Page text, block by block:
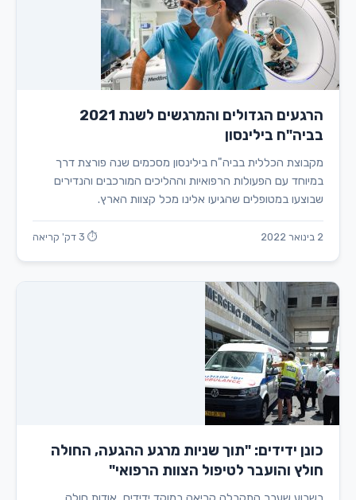
הרגעים הגדולים והמרגשים לשנת 2021
בביה"ח בילינסון
מקבוצת הכללית בביה"ח בילינסון מסכמים שנה פורצת דרך
במיוחד עם הפעולות הרפואיות וההליכים המורכבים והנדירים
שבוצעו במטופלים שהגיעו אלינו מכל קצוות הארץ.
2 בינואר 2022 ⏱ 3 דק' קריאה
כונן ידידים: "תוך שניות מרגע ההגעה, החולה
חולץ והועבר לטיפול הצוות הרפואי"